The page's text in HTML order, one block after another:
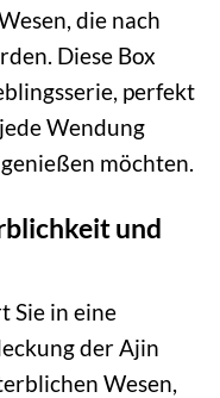
die nach
Diese Box
perfekt
Wendung
genießen möchten.
und
Sie in eine
der Ajin
Wesen,